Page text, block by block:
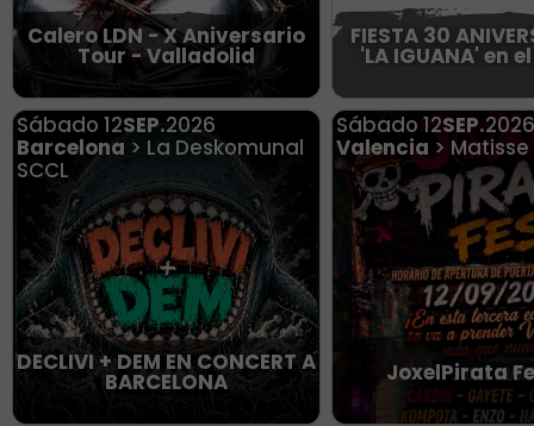
Calero LDN - X Aniversario
Tour - Valladolid
FIESTA 30
'LA IGUANA' en el
Sábado 12SEP.2026
Barcelona > La Deskomunal
SCCL
DECLIVI + DEM EN CONCERT A
BARCELONA
Sábado 12SEP.2026
Valencia >
JoxelPirata